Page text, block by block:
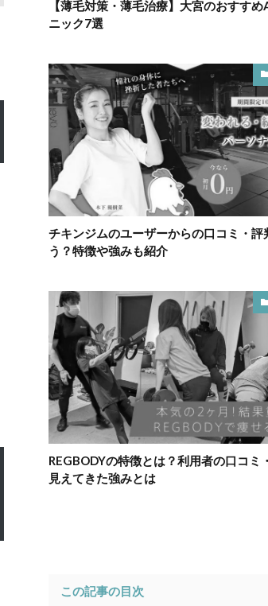
【薄毛対策・薄毛治療】大宮のおすすめ
ニック7選
チキンジムのユーザーからの口コミ・評
う？特徴や強みも紹介
REGBODYの特徴とは？利用者の口コミ
見えてきた強みとは
この記事の目次